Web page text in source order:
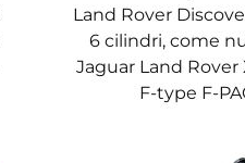
Land Rover
6 cilindri, come
Jaguar Land Rover
F-type F-